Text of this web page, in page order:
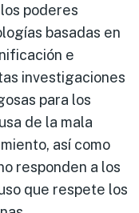
poderes
basadas en
e
investigaciones
para los
de la mala
así como
responden a los
que respete los